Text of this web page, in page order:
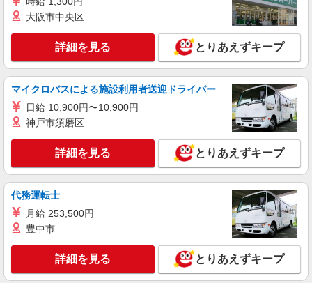
時給1550円〜2312円 ＜交通費全支給(ガソリ
ン代含む)＞
北区/駅チカで好アクセス★
キープ 詳細を見る
職業紹介
十条駅チカ≫医療現場で専門スキルを磨く看護
時給1550円〜2312円 ＜交通費全支給(ガソリ
詳細を見る
大阪市中央区
詳細を見る とりあえずキープ
マイクロバスによる施設利用者送迎ドライバー
日給 10,900円〜10,900円
神戸市須磨区
詳細を見る とりあえずキープ
代務運転士
月給 253,500円
豊中市
詳細を見る とりあえずキープ